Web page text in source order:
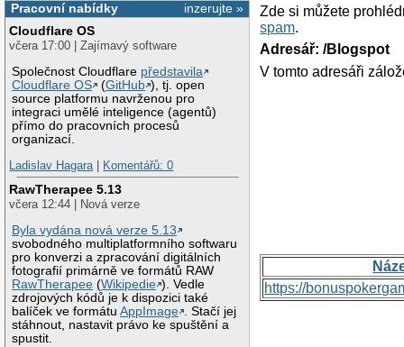
inzerujte »
Pracovní nabídky
Cloudflare OS
včera 17:00 | Zajímavý software
Společnost Cloudflare představila
Cloudflare OS
(GitHub ), tj. open
source platformu navrženou pro
integraci umělé inteligence (agentů)
přímo do pracovních procesů
organizací.
Ladislav Hagara| Komentářů: 0
RawTherapee 5.13
včera 12:44 | Nová verze
Byla vydána nová verze 5.13
svobodného multiplatformního softwaru
pro konverzi a zpracování digitálních
fotografií primárně ve formátů RAW
RawTherapee (Wikipedie ). Vedle
zdrojových kódů je k dispozici také
balíček ve formátuAppImage
. Stačí jej
stáhnout, nastavit právo ke spuštění a
spustit.
Zde si můžete
spam.
Adresář: /Blogspot
V tomto adresáři
https://